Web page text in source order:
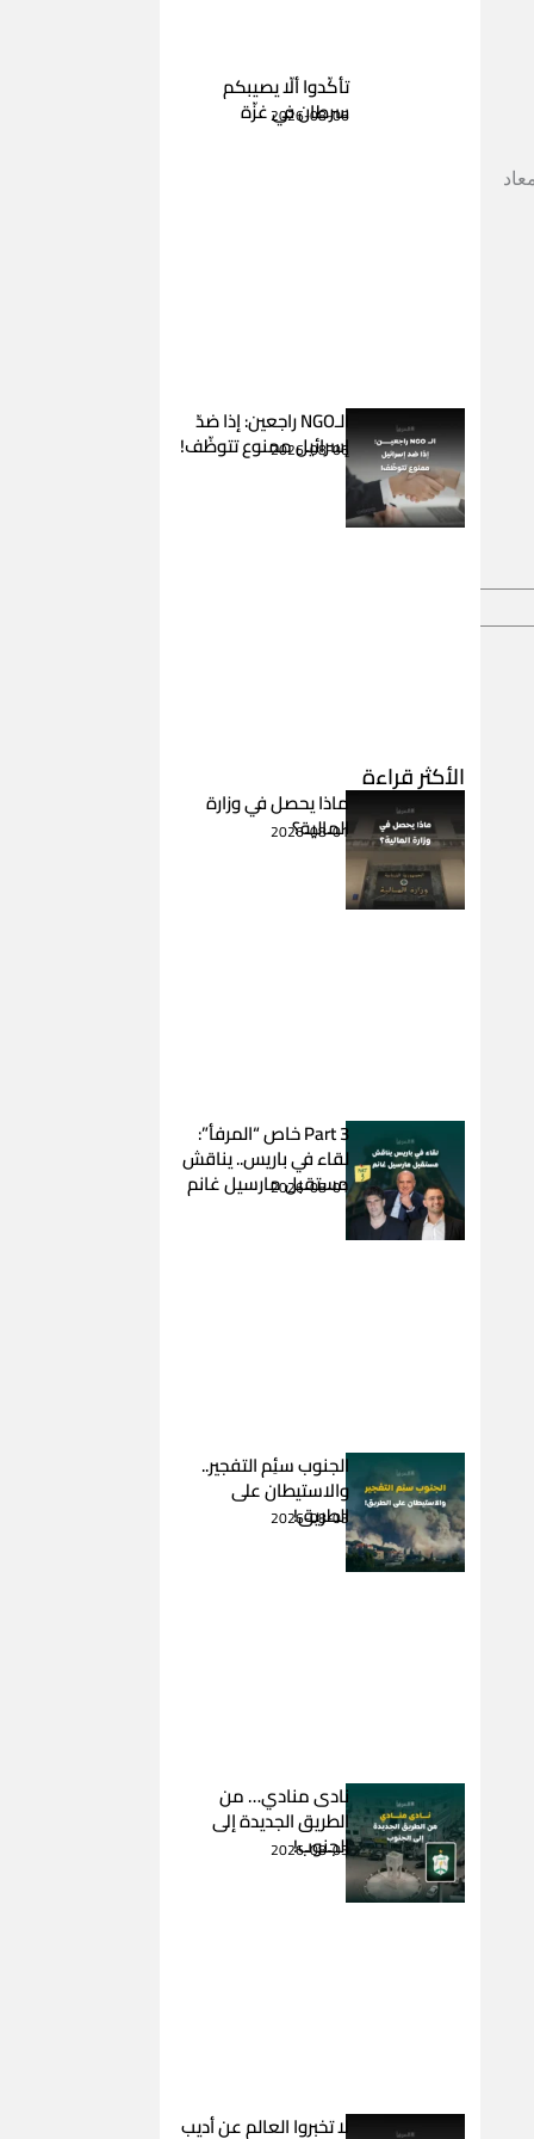
معاد
تأكّدوا ألّا يصيبكم
سرطان في غزّة
2026-08-06
الـNGO راجعين: إذا ضدّ
إسرائيل ممنوع تتوظّف!
2026-08-06
الأكثر قراءة
ماذا يحصل في وزارة
المالية؟
2026-08-01
Part 3 خاص “المرفأ”:
لقاء في باريس.. يناقش
مستقبل مارسيل غانم
2026-08-01
الجنوب سئِم التفجير..
والاستيطان على
الطريق!
2026-08-03
نادى منادي… من
الطريق الجديدة إلى
الجنوب!
2026-08-03
لا تخبروا العالم عن أديب